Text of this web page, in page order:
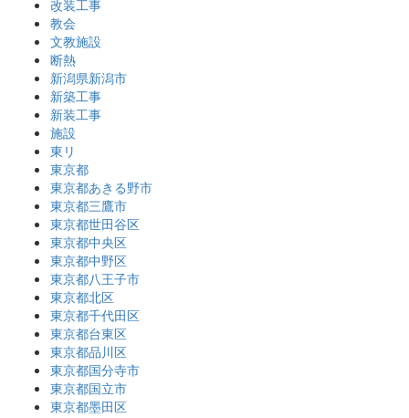
改装工事
教会
文教施設
断熱
新潟県新潟市
新築工事
新装工事
施設
東リ
東京都
東京都あきる野市
東京都三鷹市
東京都世田谷区
東京都中央区
東京都中野区
東京都八王子市
東京都北区
東京都千代田区
東京都台東区
東京都品川区
東京都国分寺市
東京都国立市
東京都墨田区